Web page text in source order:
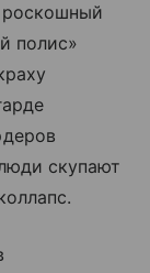
роскошный
полис»
скупают